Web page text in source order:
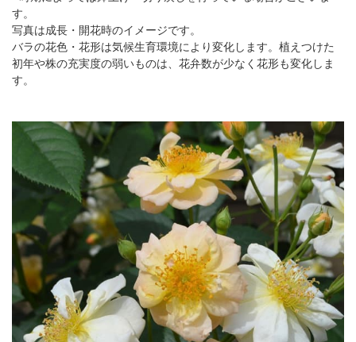
す。
写真は成長・開花時のイメージです。
バラの花色・花形は気候生育環境により変化します。植えつけた
初年や株の充実度の弱いものは、花弁数が少なく花形も変化しま
す。